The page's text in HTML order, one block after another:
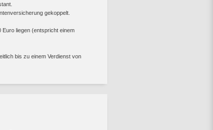
gekoppelt.
liegen (entspricht einem
bis zu einem Verdienst von